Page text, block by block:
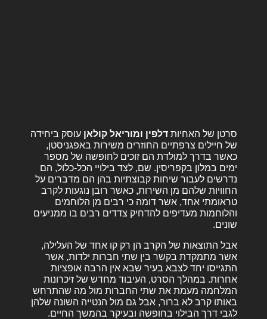
סרטן של האחיות דלפין ומוריאל קולאן עוסק ביחידה
של חיילים צרפתיים החוזרים משירות באפגניסטן,
כאשר בדרך למולדת הם זוכים לחופשה של מספר
ימים במלון בקפריסין. שם, לצד בילויי הכל-כלול, הם
נדרשים לעבור שיחות קבוצתיות בהן הם מדברים על
החוויות שלהם מן השירות, כאשר רובן נוגעות לקרב
טראומתי אחד, אשר דומה כי רבים מן הלוחמים
והלוחמות מעדיפים להדחיק צדדים רבים בו ממניעים
שונים.
אבל התוצאות של הקרב הן רק קו אחד של העלילה,
אשר מתמקדת בקשר בין שתי חברות ילדות, אשר
התגייסו יחד לצבא בעיר שבא אין הרבה אופציות
אחרות. במהלך הסרט, העיבוד מחדש של זיכרונות
המלחמה מעמת את שתי החברות מול מה שהתרחש
באותו קרב לא ברור, אבל גם מול הנטייה השונה שלהן
לגבי דרך הבילוי בחופשה ובעיקר בהמשך החיים.